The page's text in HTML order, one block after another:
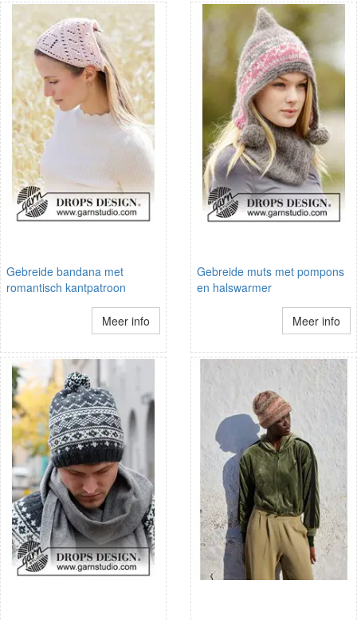
Gebreide bandana met
romantisch kantpatroon
Meer info
Gebreide muts met pompons
en halswarmer
Meer info